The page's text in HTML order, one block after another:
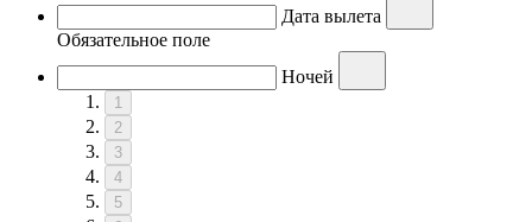
Дата вылета
Обязательное поле
Ночей
1
2
3
4
5